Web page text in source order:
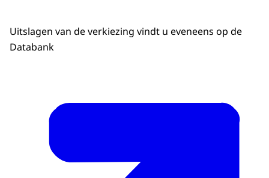
Uitslagen van de verkiezing vindt u eveneens op de
Databank